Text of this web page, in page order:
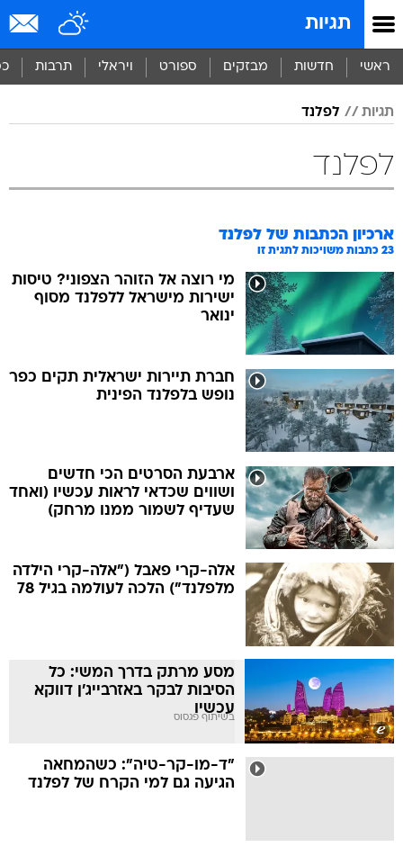
תגיות
ראשי חדשות מבזקים ספורט ויראלי תרבות
תגיות לפלנד
לפלנד
ארכיון הכתבות של לפלנד
23 כתבות משויכות לתגית זו
מי רוצה אל הזוהר הצפוני? טיסות
ישירות מישראל ללפלנד מסוף
ינואר
חברת תיירות ישראלית תקים כפר
נופש בלפלנד הפינית
ארבעת הסרטים הכי חדשים
ושווים שכדאי לראות עכשיו (ואחד
שעדיף לשמור ממנו מרחק)
אלה-קרי פאבל ("אלה-קרי הילדה
מלפלנד") הלכה לעולמה בגיל 78
מסע מרתק בדרך המשי: כל
הסיבות לבקר באזרבייג'ן דווקא
עכשיו
בשיתוף פגסוס
"ד-מו-קר-טיה": כשהמחאה
הגיעה גם למי הקרח של לפלנד